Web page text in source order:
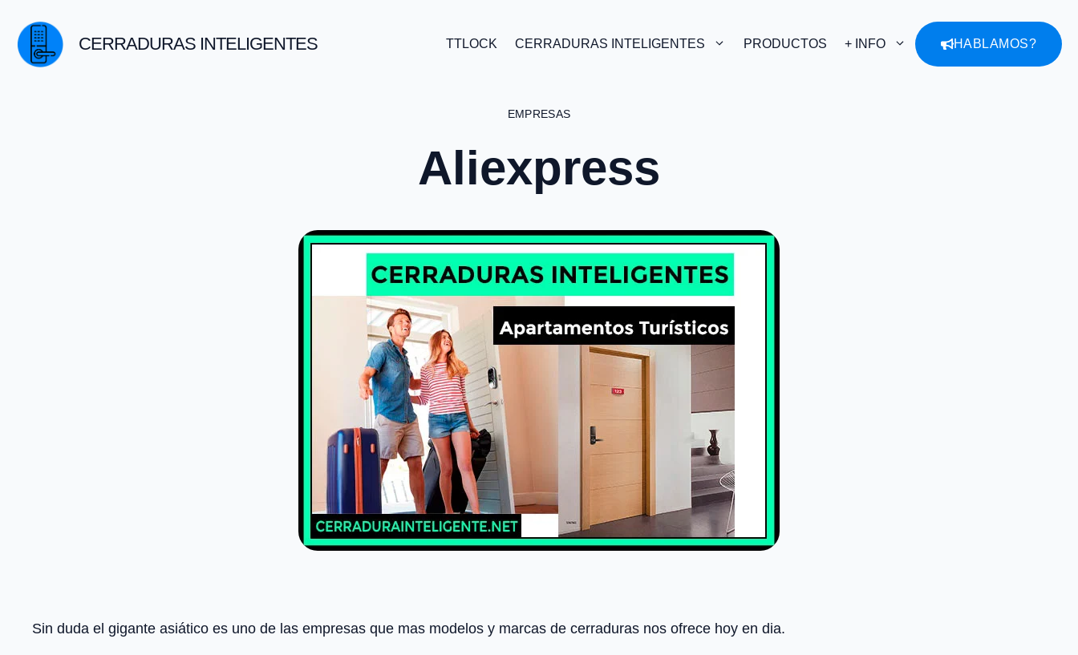
contenido
CERRADURAS INTELIGENTES TTLOCK CERRADURAS INTELIGENTES PRODUCTOS + INFO HABLAMOS?
EMPRESAS
Aliexpress
Sin duda el gigante asiático es uno de las empresas que mas modelos y marcas de cerraduras nos ofrece hoy en dia.